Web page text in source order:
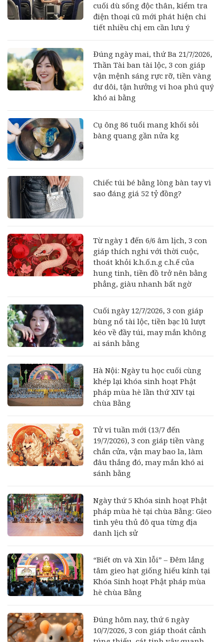
cuối dù sống độc thân, kiểm tra
điện thoại cũ mới phát hiện chi
tiết nhiều chị em cần lưu ý
Đúng ngày mai, thứ Ba 21/7/2026,
Thần Tài ban tài lộc, 3 con giáp
vận mệnh sáng rực rỡ, tiền vàng
dư dôi, tận hưởng vi hoa phú quý
khó ai bằng
Cụ ông 86 tuổi mang khối sỏi
bàng quang gần nửa kg
Chiếc túi bé bằng lòng bàn tay vì
sao đáng giá 52 tỷ đồng?
Từ ngày 1 đến 6/6 âm lịch, 3 con
giáp thích nghi với thời cuộc,
thoát khỏi k.h.ố.n.g c.h.ế của
hung tinh, tiền đồ trở nên bằng
phẳng, giàu nhanh bất ngờ
Cuối ngày 12/7/2026, 3 con giáp
bùng nổ tài lộc, tiền bạc lũ lượt
kéo về đầy túi, may mắn không
ai sánh bằng
Hà Nội: Ngày tu học cuối cùng
khép lại khóa sinh hoạt Phật
pháp mùa hè lần thứ XIV tại
chùa Bằng
Tử vi tuần mới (13/7 đến
19/7/2026), 3 con giáp tiền vàng
chắn cửa, vận may bao la, làm
đâu thắng đó, may mắn khó ai
sánh bằng
Ngày thứ 5 Khóa sinh hoạt Phật
pháp mùa hè tại chùa Bằng: Gieo
tình yêu thủ đô qua từng địa
danh lịch sử
“Biết ơn và Xin lỗi” – Đêm lắng
tâm gieo hạt giống hiếu kính tại
Khóa Sinh hoạt Phật pháp mùa
hè chùa Bằng
Đúng hôm nay, thứ 6 ngày
10/7/2026, 3 con giáp thoát cảnh